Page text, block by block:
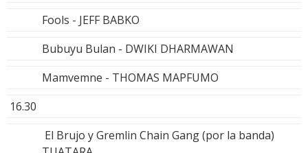
Fools - JEFF BABKO
Bubuyu Bulan - DWIKI DHARMAWAN
Mamvemne - THOMAS MAPFUMO
16.30
El Brujo y Gremlin Chain Gang (por la banda)